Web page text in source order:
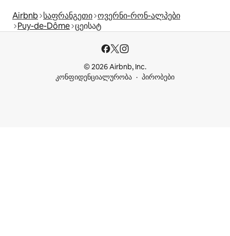
Airbnb საფრანგეთი ოვერნი-რონ-ალპები
Puy-de-Dôme ცეისატ
© 2026 Airbnb, Inc.
კონფიდენციალურობა
პირობები